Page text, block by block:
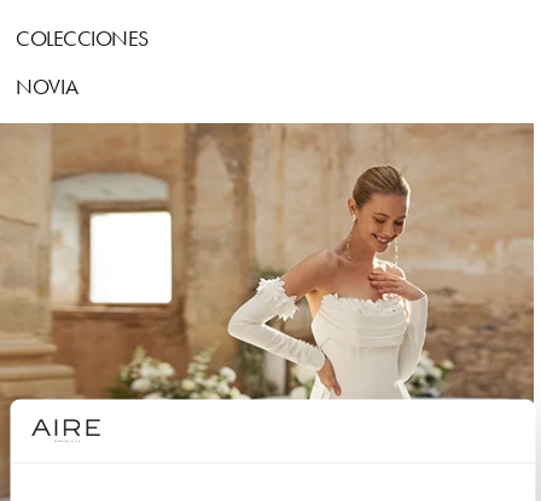
COLECCIONES
NOVIA